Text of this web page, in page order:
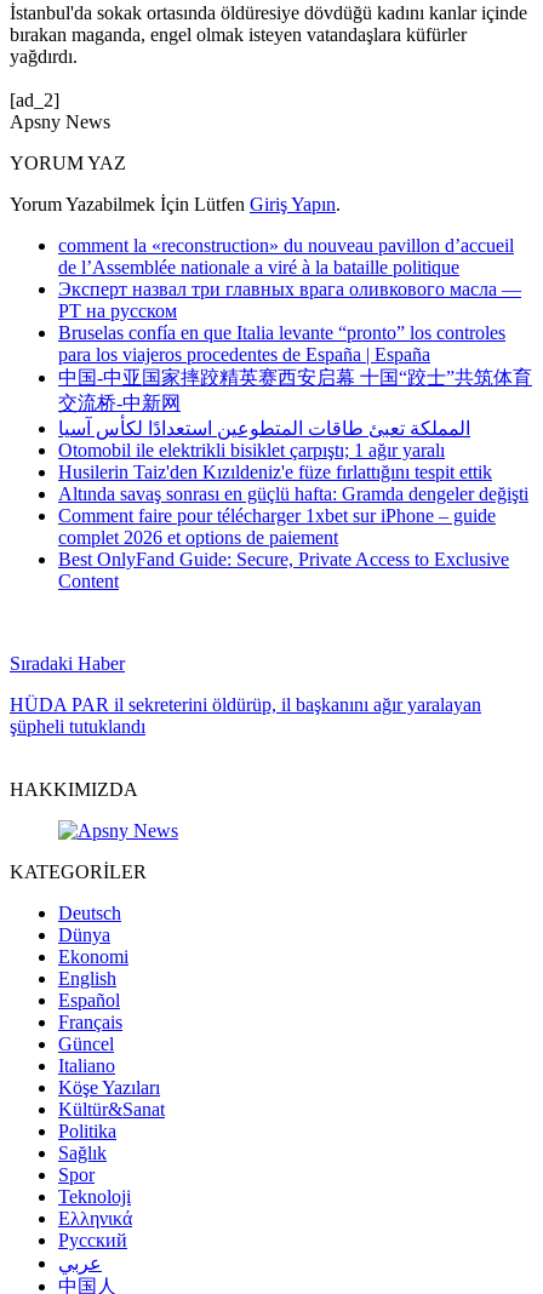
İstanbul'da sokak ortasında öldüresiye dövdüğü kadını kanlar içinde
bırakan maganda, engel olmak isteyen vatandaşlara küfürler
yağdırdı.
[ad_2]
Apsny News
YORUM YAZ
Yorum Yazabilmek İçin Lütfen Giriş Yapın.
comment la «reconstruction» du nouveau pavillon d’accueil
de l’Assemblée nationale a viré à la bataille politique
Эксперт назвал три главных врага оливкового масла —
РТ на русском
Bruselas confía en que Italia levante “pronto” los controles
para los viajeros procedentes de España | España
中国-中亚国家摔跤精英赛西安启幕 十国“跤士”共筑体育
交流桥-中新网
المملكة تعبئ طاقات المتطوعين استعدادًا لكأس آسيا
Otomobil ile elektrikli bisiklet çarpıştı; 1 ağır yaralı
Husilerin Taiz'den Kızıldeniz'e füze fırlattığını tespit ettik
Altında savaş sonrası en güçlü hafta: Gramda dengeler değişti
Comment faire pour télécharger 1xbet sur iPhone – guide
complet 2026 et options de paiement
Best OnlyFand Guide: Secure, Private Access to Exclusive
Content
Sıradaki Haber
HÜDA PAR il sekreterini öldürüp, il başkanını ağır yaralayan
şüpheli tutuklandı
HAKKIMIZDA
KATEGORİLER
Deutsch
Dünya
Ekonomi
English
Español
Français
Güncel
Italiano
Köşe Yazıları
Kültür&Sanat
Politika
Sağlık
Spor
Teknoloji
Ελληνικά
Русский
عربي
中国人